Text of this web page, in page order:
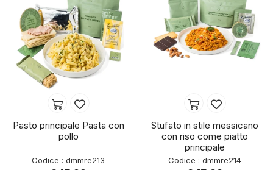
Pasto principale Pasta con
pollo
Codice : dmmre213
Stufato in stile messicano
con riso come piatto
principale
Codice : dmmre214